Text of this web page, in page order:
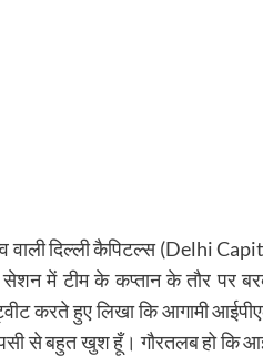
वाली दिल्ली कैपिटल्स (Delhi
में टीम के कप्तान के तौर पर
करते हुए लिखा कि आगामी
से बहुत खुश हूँ। गौरतलब हो